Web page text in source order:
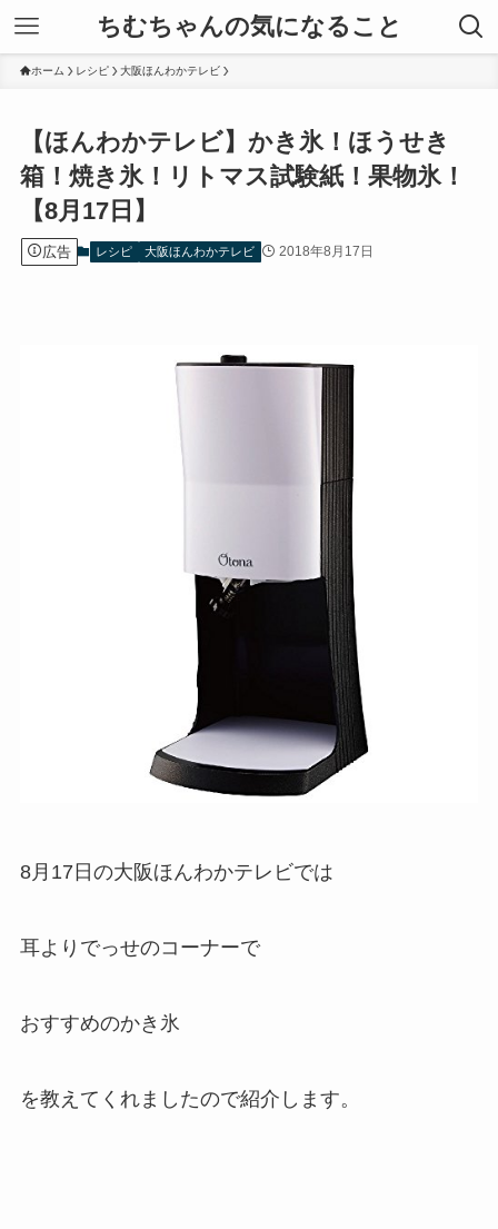
ちむちゃんの気になること
ホーム レシピ 大阪ほんわかテレビ
【ほんわかテレビ】かき氷！ほうせき
箱！焼き氷！リトマス試験紙！果物氷！
【8月17日】
広告 レシピ 大阪ほんわかテレビ 2018年8月17日
8月17日の大阪ほんわかテレビでは
耳よりでっせのコーナーで
おすすめのかき氷
を教えてくれましたので紹介します。